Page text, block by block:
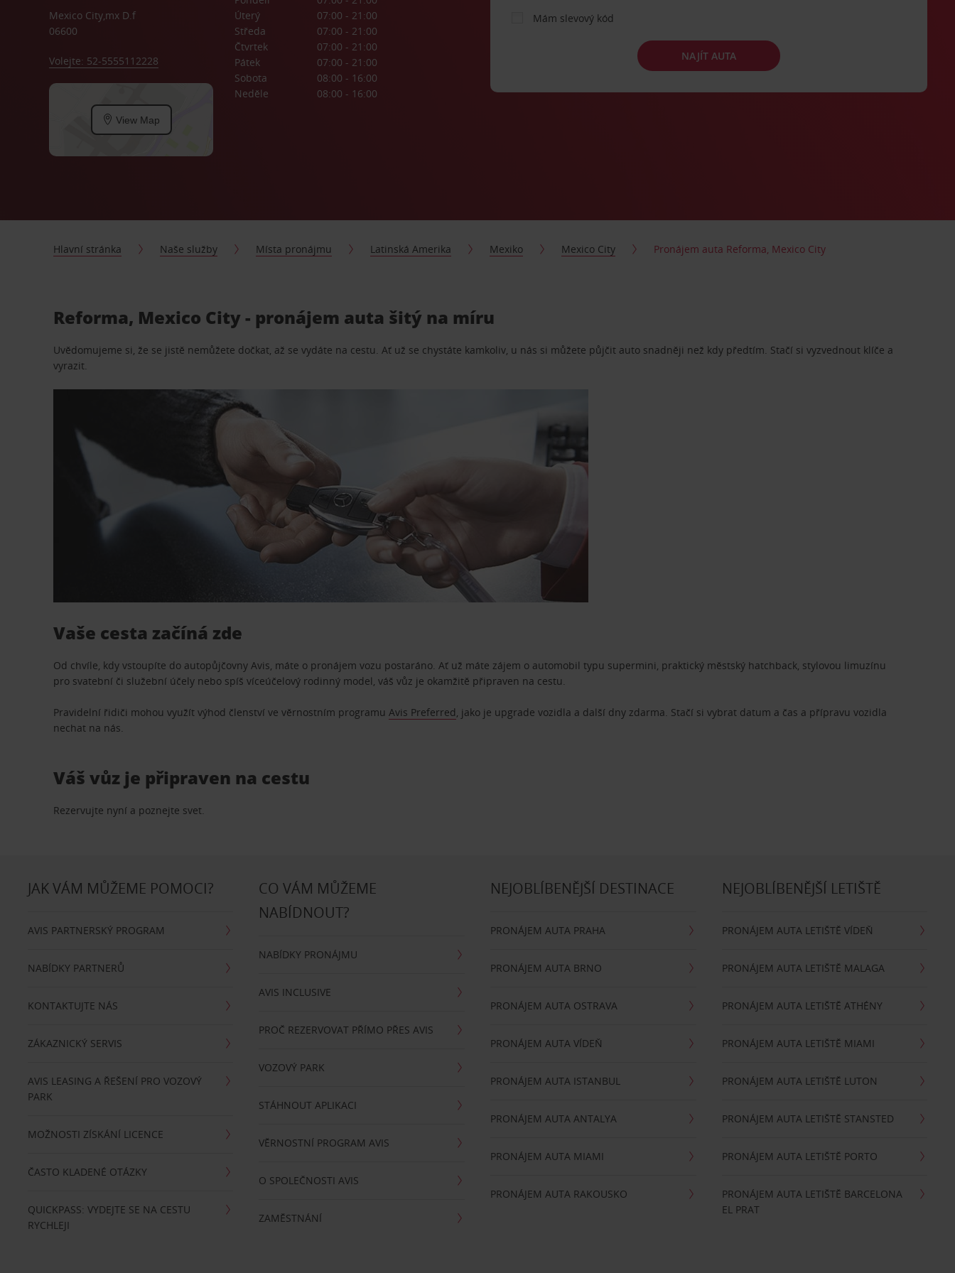
Mexico City,mx D.f
06600
Volejte: 52-5555112228
View Map
Úterý
07:00 - 21:00
Středa
07:00 - 21:00
Čtvrtek
07:00 - 21:00
Pátek
07:00 - 21:00
Sobota
08:00 - 16:00
Neděle
08:00 - 16:00
Mám slevový kód
NAJÍT AUTA
Hlavní stránka Naše služby Místa pronájmu Latinská Amerika Mexiko Mexico City Pronájem auta Reforma, Mexico City
Reforma, Mexico City - pronájem auta šitý na míru
Uvědomujeme si, že se jistě nemůžete dočkat, až se vydáte na cestu. Ať už se chystáte kamkoliv, u nás si můžete půjčit auto snadněji než kdy předtím. Stačí si vyzvednout klíče a
vyrazit.
Vaše cesta začíná zde
Od chvíle, kdy vstoupíte do autopůjčovny Avis, máte o pronájem vozu postaráno. Ať už máte zájem o automobil typu supermini, praktický městský hatchback, stylovou limuzínu
pro svatební či služební účely nebo spíš víceúčelový rodinný model, váš vůz je okamžitě připraven na cestu.
Pravidelní řidiči mohou využít výhod členství ve věrnostním programuAvis Preferred, jako je upgrade vozidla a další dny zdarma. Stačí si vybrat datum a čas a přípravu vozidla
nechat na nás.
Váš vůz je připraven na cestu
Rezervujte nyní a poznejte svet.
JAK VÁM MŮŽEME POMOCI?
AVIS PARTNERSKÝ PROGRAM
NABÍDKY PARTNERŮ
KONTAKTUJTE NÁS
ZÁKAZNICKÝ SERVIS
AVIS LEASING A ŘEŠENÍ PRO VOZOVÝ
PARK
MOŽNOSTI ZÍSKÁNÍ LICENCE
ČASTO KLADENÉ OTÁZKY
QUICKPASS: VYDEJTE SE NA CESTU
RYCHLEJI
CO VÁM MŮŽEME
NABÍDNOUT?
NABÍDKY PRONÁJMU
AVIS INCLUSIVE
PROČ REZERVOVAT PŘÍMO PŘES AVIS
VOZOVÝ PARK
STÁHNOUT APLIKACI
VĚRNOSTNÍ PROGRAM AVIS
O SPOLEČNOSTI AVIS
ZAMĚSTNÁNÍ
NEJOBLÍBENĚJŠÍ DESTINACE
PRONÁJEM AUTA PRAHA
PRONÁJEM AUTA BRNO
PRONÁJEM AUTA OSTRAVA
PRONÁJEM AUTA VÍDEŇ
PRONÁJEM AUTA ISTANBUL
PRONÁJEM AUTA ANTALYA
PRONÁJEM AUTA MIAMI
PRONÁJEM AUTA RAKOUSKO
NEJOBLÍBENĚJŠÍ LETIŠTĚ
PRONÁJEM AUTA LETIŠTĚ VÍDEŇ
PRONÁJEM AUTA LETIŠTĚ MALAGA
PRONÁJEM AUTA LETIŠTĚ ATHÉNY
PRONÁJEM AUTA LETIŠTĚ MIAMI
PRONÁJEM AUTA LETIŠTĚ LUTON
PRONÁJEM AUTA LETIŠTĚ STANSTED
PRONÁJEM AUTA LETIŠTĚ PORTO
PRONÁJEM AUTA LETIŠTĚ BARCELONA
EL PRAT